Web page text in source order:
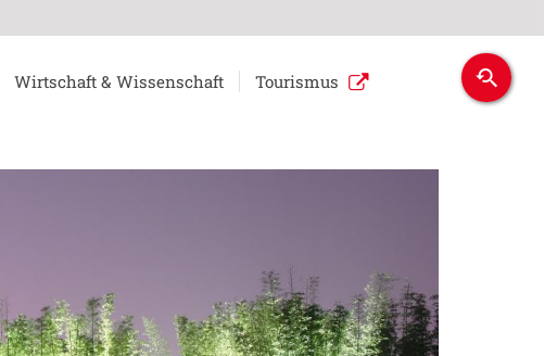
Wirtschaft & Wissenschaft Tourismus